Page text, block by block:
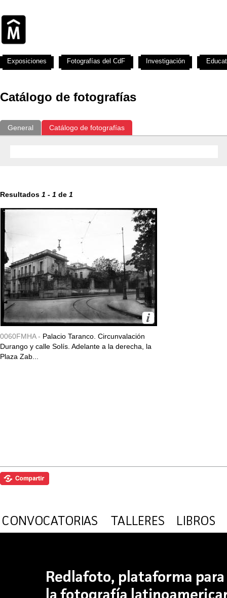
Catálogo de fotografías
General Catálogo de fotografías
Resultados 1 - 1 de 1
0060FMHA - Palacio Taranco. Circunvalación
Durango y calle Solís. Adelante a la derecha, la
Plaza Zab...
Exposiciones Fotografías del CdF Investigación